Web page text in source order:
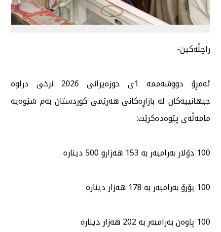
راچڵەكین-
ئەمڕۆ دووشەممە 1ی حوزەیرانی 2026 نرخی دراوە
جیهانییەكان لە بازاڕەكانی هەرێمی كوردستان بەم شێوەیە
مامەڵەی پێوەدەكرێت:
100 دۆلار بەرامبەر بە 153 هەزارو 500 دینارە
100 یۆرۆ بەرامبەر بە 178 هەزار دینارە
100 پاوەن بەرامبەر بە 202 هەزار دینارە